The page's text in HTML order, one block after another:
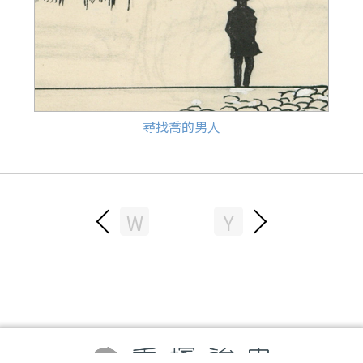
尋找喬的男人
W Y